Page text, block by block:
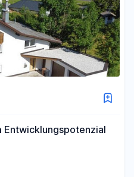
m²
für Fläche zurücksetzen
Entwicklungspotenzial